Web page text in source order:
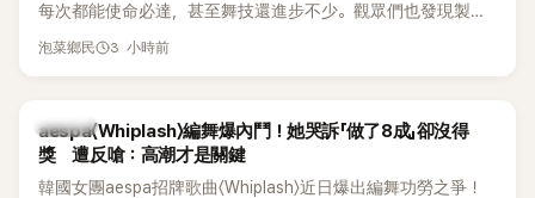
每次都能使命必達，甚至舞技還進步不少。觀眾們也發現製作
單位對此樂此不疲。
泡菜鄉民 3 小時前
K-POP
aespa〈Whiplash〉編舞爆內鬥！她哭訴「做了8成」卻沒得
獎 遭反嗆：高潮才是關鍵
韓國女團aespa招牌歌曲〈Whiplash〉近日爆出編舞功勞之爭！